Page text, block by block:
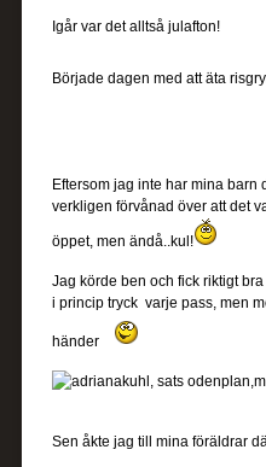
Igår var det alltså julafton!
Började dagen med att äta
Eftersom jag inte har mina
verkligen förvånad över att det
öppet, men ändå..kul!
Jag körde ben och fick riktigt
i princip tryck varje pass, men
händer
Sen åkte jag till mina föräldrar